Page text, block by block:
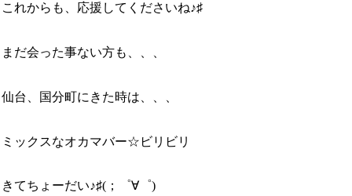
これからも、応援してくださいね♪♯
まだ会った事ない方も、、、
仙台、国分町にきた時は、、、
ミックスなオカマバー☆ビリビリ
きてちょーだい♪♯(；゜∀゜)